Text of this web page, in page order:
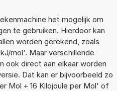
het mogelijk om
te gebruiken. Hierdoor kan
worden gerekend, zoals
mol'. Maar verschillende
ook direct aan elkaar worden
Dat kan er bijvoorbeeld zo
Mol + 16 Kilojoule per Mol' of